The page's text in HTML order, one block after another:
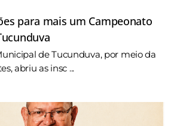
para mais um Campeonato
de Tucunduva, por meio da
abriu as insc ...